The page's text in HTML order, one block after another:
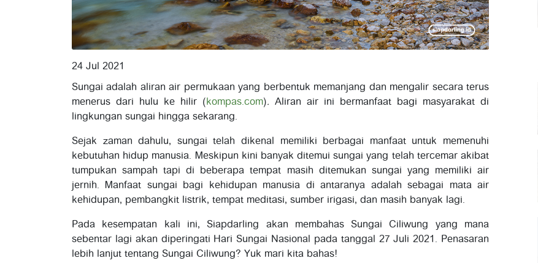
24 Jul 2021
Sungai adalah aliran air permukaan yang berbentuk memanjang dan mengalir secara terus
menerus dari hulu ke hilir (kompas.com). Aliran air ini bermanfaat bagi masyarakat di
lingkungan sungai hingga sekarang.
Sejak zaman dahulu, sungai telah dikenal memiliki berbagai manfaat untuk memenuhi
kebutuhan hidup manusia. Meskipun kini banyak ditemui sungai yang telah tercemar akibat
tumpukan sampah tapi di beberapa tempat masih ditemukan sungai yang memiliki air
jernih. Manfaat sungai bagi kehidupan manusia di antaranya adalah sebagai mata air
kehidupan, pembangkit listrik, tempat meditasi, sumber irigasi, dan masih banyak lagi.
Pada kesempatan kali ini, Siapdarling akan membahas Sungai Ciliwung yang mana
sebentar lagi akan diperingati Hari Sungai Nasional pada tanggal 27 Juli 2021. Penasaran
lebih lanjut tentang Sungai Ciliwung? Yuk mari kita bahas!